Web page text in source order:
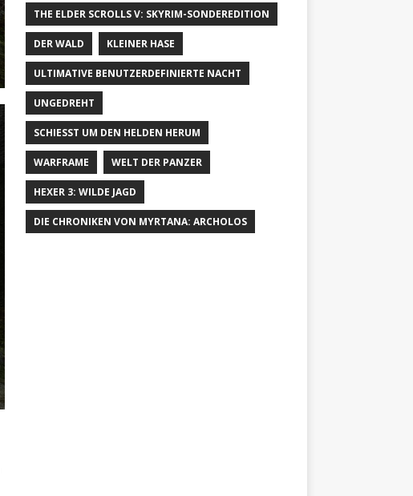
THE ELDER SCROLLS V: SKYRIM-SONDEREDITION
DER WALD KLEINER HASE
ULTIMATIVE BENUTZERDEFINIERTE NACHT
UNGEDREHT
SCHIESST UM DEN HELDEN HERUM
WARFRAME WELT DER PANZER
HEXER 3: WILDE JAGD
DIE CHRONIKEN VON MYRTANA: ARCHOLOS